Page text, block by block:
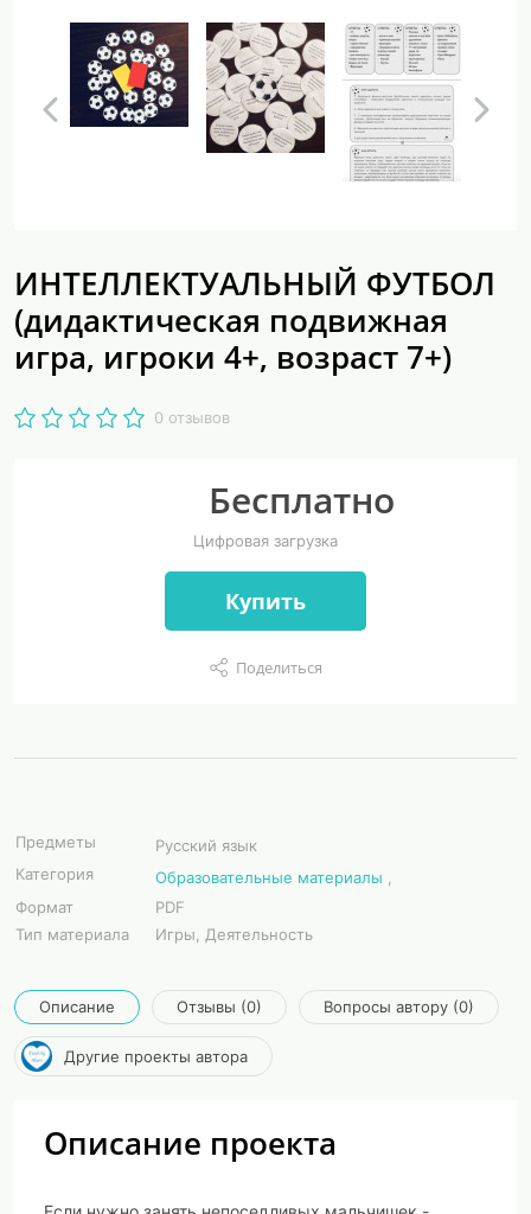
ИНТЕЛЛЕКТУАЛЬНЫЙ ФУТБОЛ
(дидактическая подвижная
игра, игроки 4+, возраст 7+)
0 отзывов
Бесплатно
Цифровая загрузка
Купить
Поделиться
Предметы
Русский язык
Категория
Образовательные материалы ,
Формат
PDF
Тип материала
Игры, Деятельность
Описание Отзывы (0) Вопросы автору (0)
Другие проекты автора
Описание проекта